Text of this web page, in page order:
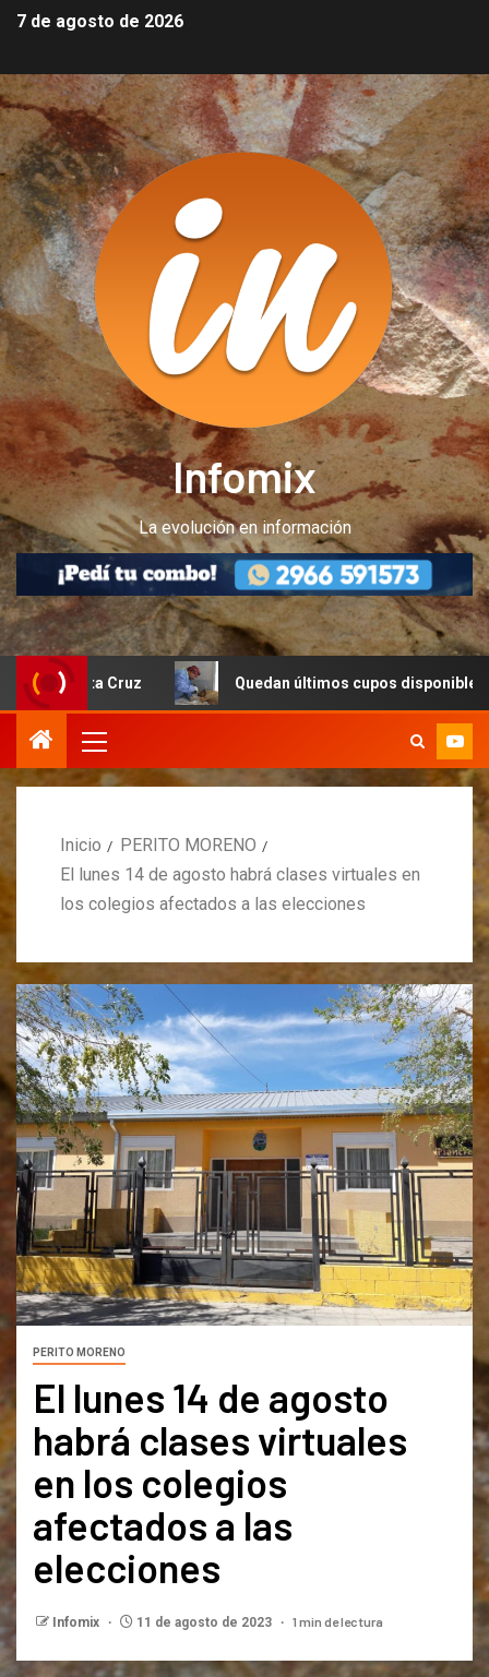
7 de agosto de 2026
Infomix
La evolución en información
Cruz Quedan últimos cupos disponibles para
Inicio
PERITO MORENO
El lunes 14 de agosto habrá clases virtuales en
los colegios afectados a las elecciones
PERITO MORENO
El lunes 14 de agosto
habrá clases virtuales
en los colegios
afectados a las
elecciones
Infomix 11 de agosto de 2023 1 min de lectura